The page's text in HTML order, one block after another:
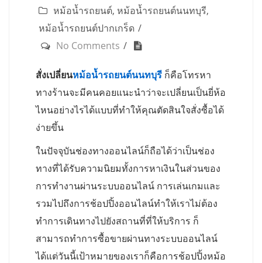
หม้อน้ำรถยนต์, หม้อน้ำรถยนต์นนทบุรี,
หม้อน้ำรถยนต์ปากเกร็ด
No Comments
สั่งเปลี่ยนหม้อน้ำรถยนต์นนทบุรี ก็คือโทรหา
ทางร้านจะมีคนคอยแนะนำว่าจะเปลี่ยนเป็นยี่ห้อ
ไหนอย่างไรได้แบบที่ทำให้คุณตัดสินใจสั่งซื้อได้
ง่ายขึ้น
ในปัจจุบันช่องทางออนไลน์ก็ถือได้ว่าเป็นช่อง
ทางที่ได้รับความนิยมทั้งการหาเงินในส่วนของ
การทำงานผ่านระบบออนไลน์ การเล่นเกมและ
รวมไปถึงการช้อปปิ้งออนไลน์ทำให้เราไม่ต้อง
ทำการเดินทางไปยังสถานที่ที่ให้บริการ ก็
สามารถทำการซื้อขายผ่านทางระบบออนไลน์
ได้แต่วันนี้เป้าหมายของเราก็คือการช้อปปิ้งหม้อ